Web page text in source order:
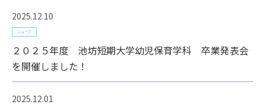
2025.12.10
ニュース
２０２５年度 池坊短期大学幼児保育学科 卒業発表会
を開催しました！
2025.12.01